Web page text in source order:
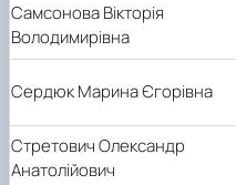
Самсонова Вікторія
Володимирівна
Сердюк Марина Єгорівна
Стретович Олександр
Анатолійович